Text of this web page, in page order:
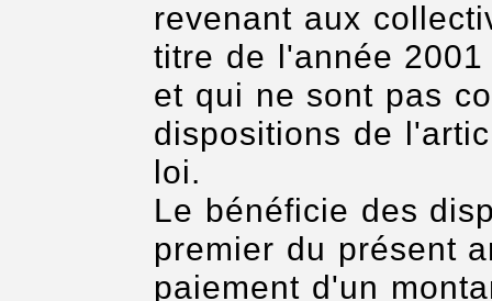
revenant aux
titre de l'année
et qui ne sont pas
dispositions de
loi.
Le bénéficie des
premier du présent
paiement d'un